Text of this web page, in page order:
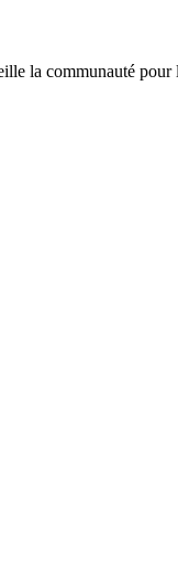
la communauté pour